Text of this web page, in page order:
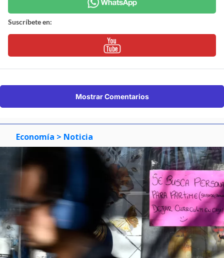
Suscríbete en:
Mostrar Comentarios
Economía > Noticia